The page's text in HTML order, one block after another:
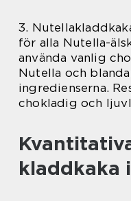
3.
för alla Nutella-
använda vanlig
Nutella och
ingredienserna.
chokladig och
kladdkaka